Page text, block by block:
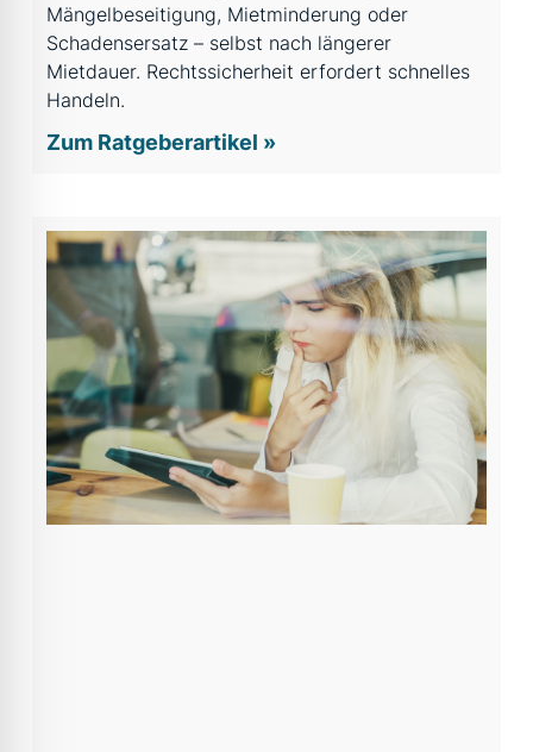
Mängelbeseitigung, Mietminderung oder
Schadensersatz – selbst nach längerer
Mietdauer. Rechtssicherheit erfordert schnelles
Handeln.
Zum Ratgeberartikel »